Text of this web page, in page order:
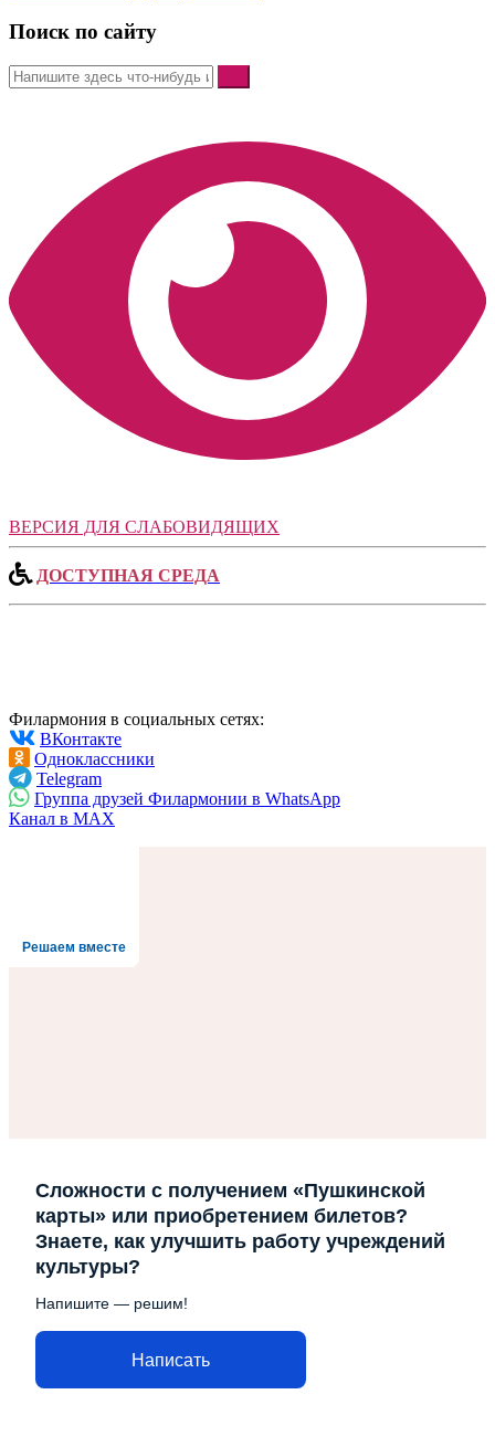
Поиск по сайту
ВЕРСИЯ ДЛЯ СЛАБОВИДЯЩИХ
ДОСТУПНАЯ СРЕДА
Филармония в социальных сетях:
ВКонтакте
Одноклассники
Telegram
Группа друзей Филармонии в WhatsApp
Канал в MAX
Решаем вместе
Сложности с получением «Пушкинской
карты» или приобретением билетов?
Знаете, как улучшить работу учреждений
культуры?
Напишите — решим!
Написать